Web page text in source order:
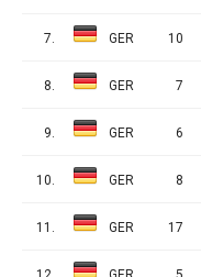
7. GER 10
8. GER 7
9. GER 6
10. GER 8
11. GER 17